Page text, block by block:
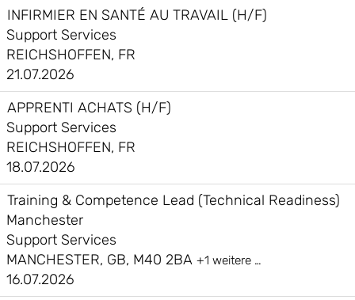
INFIRMIER EN SANTÉ AU TRAVAIL (H/F)
Support Services
REICHSHOFFEN, FR
21.07.2026
APPRENTI ACHATS (H/F)
Support Services
REICHSHOFFEN, FR
18.07.2026
Training & Competence Lead (Technical Readiness)
Manchester
Support Services
MANCHESTER, GB, M40 2BA +1 weitere …
16.07.2026